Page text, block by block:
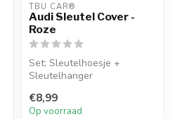
TBU CAR®
Audi Sleutel Cover -
Roze
Set: Sleutelhoesje +
Sleutelhanger
€8,99
Op voorraad